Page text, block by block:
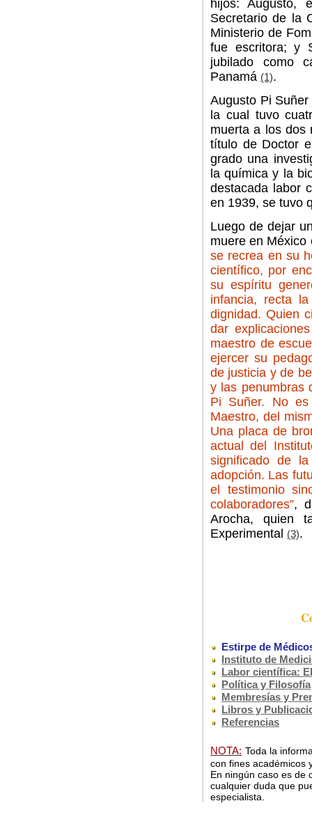
hijos: Augusto,
Secretario de la
Ministerio de
fue escritora; y
jubilado como
Panamá (1).
Augusto Pi
la cual tuvo
muerta a los dos
título de Doctor
grado una
la química y la
destacada labor
en 1939, se tuvo
Luego de dejar
muere en
se recrea en su
científico, por
su espíritu
infancia, recta
dignidad. Quien
dar
maestro de
ejercer su
de justicia y de
y las penumbras
Pi Suñer. No
Maestro, del
Una placa de
actual del
significado de
adopción. Las
el testimonio
colaboradores”,
Arocha, quien
Experimental (3).
Estirpe de
Instituto de
Labor científica:
Política y Filosofía
Membresías y
Libros y
Referencias
NOTA: Toda la
con fines académicos
En ningún caso es de
cualquier duda que
especialista.